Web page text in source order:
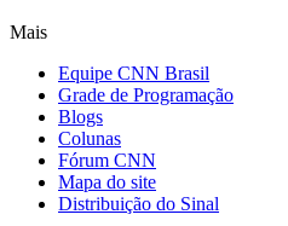
Mais
Equipe CNN Brasil
Grade de Programação
Blogs
Colunas
Fórum CNN
Mapa do site
Distribuição do Sinal